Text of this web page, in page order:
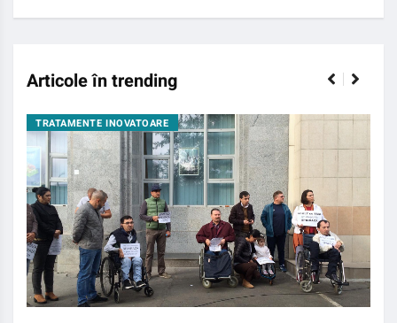
Articole în trending
TRATAMENTE INOVATOARE